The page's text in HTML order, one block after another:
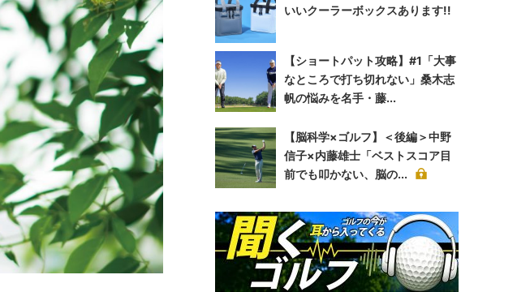
いいクーラーボックスあります!!
【ショートパット攻略】#1「大事
なところで打ち切れない」桑木志
帆の悩みを名手・藤...
【脳科学×ゴルフ】＜後編＞中野
信子×内藤雄士「ベストスコア目
前でも叩かない、脳の...